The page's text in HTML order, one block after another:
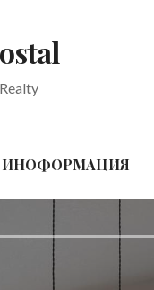
ИНОФОРМАЦИЯ